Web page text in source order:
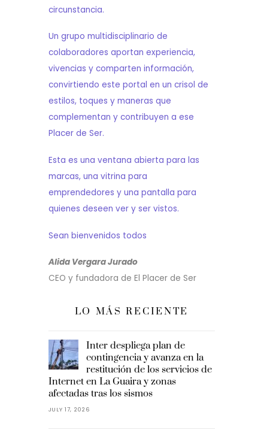
circunstancia.
Un grupo multidisciplinario de
colaboradores aportan experiencia,
vivencias y comparten información,
convirtiendo este portal en un crisol de
estilos, toques y maneras que
complementan y contribuyen a ese
Placer de Ser.
Esta es una ventana abierta para las
marcas, una vitrina para
emprendedores y una pantalla para
quienes deseen ver y ser vistos.
Sean bienvenidos todos
Alida Vergara Jurado
CEO y fundadora de El Placer de Ser
LO MÁS RECIENTE
Inter despliega plan de
contingencia y avanza en la
restitución de los servicios de
Internet en La Guaira y zonas
afectadas tras los sismos
JULY 17, 2026